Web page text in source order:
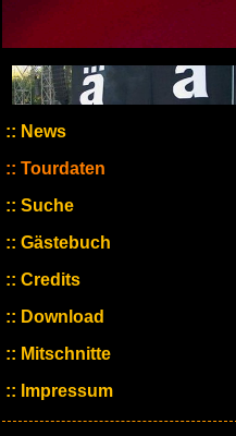
News
Tourdaten
Suche
Gästebuch
Credits
Download
Mitschnitte
Impressum